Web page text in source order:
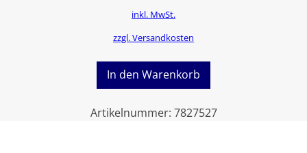
inkl. MwSt.
zzgl. Versandkosten
In den Warenkorb
Artikelnummer: 7827527